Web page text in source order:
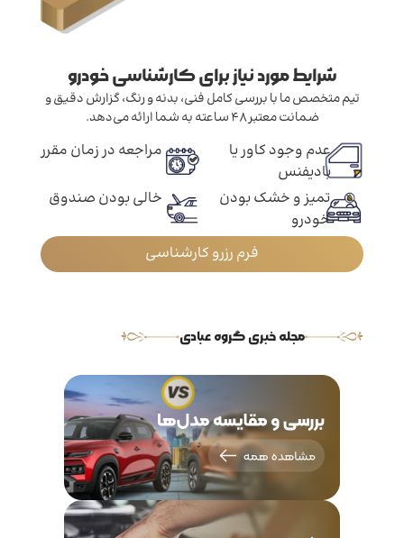
شرایط مورد نیاز برای کارشناسی خودرو
تیم متخصص ما با بررسی کامل فنی، بدنه و رنگ، گزارش دقیق و
ضمانت معتبر ۴۸ ساعته به شما ارائه می‌دهد.
عدم وجود کاور یا
بادیفنس
مراجعه در زمان مقرر
تمیز و خشک بودن
خودرو
خالی بودن صندوق
فرم رزرو کارشناسی
مجله خبری گروه عبادی